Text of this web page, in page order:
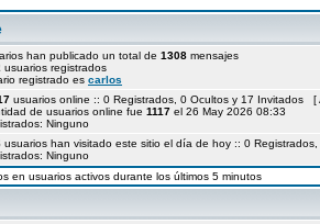
han publicado un total de 1308 mensajes
usuarios registrados
registrado es carlos
usuarios online :: 0 Registrados, 0 Ocultos y 17 Invitados [
de usuarios online fue 1117 el 26 May 2026 08:33
Ninguno
usuarios han visitado este sitio el día de hoy :: 0
Ninguno
en usuarios activos durante los últimos 5 minutos